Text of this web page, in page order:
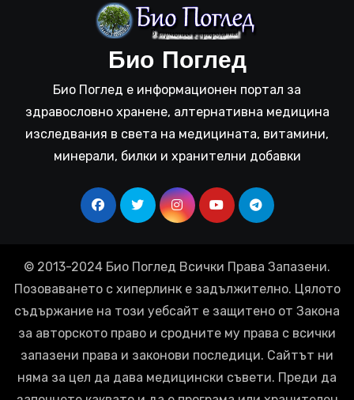
Био Поглед
Био Поглед е информационен портал за
здравословно хранене, алтернативна медицина
изследвания в света на медицината, витамини,
минерали, билки и хранителни добавки
© 2013-2024 Био Поглед Всички Права Запазени.
Позоваването с хиперлинк е задължително. Цялото
съдържание на този уебсайт е защитено от Закона
за авторското право и сродните му права с всички
запазени права и законови последици. Сайтът ни
няма за цел да дава медицински съвети. Преди да